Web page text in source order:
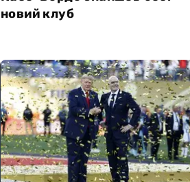
новий клуб